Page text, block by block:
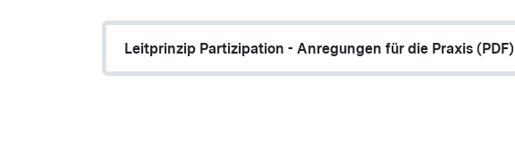
Leitprinzip Partizipation - Anregungen für die Praxis (PDF)